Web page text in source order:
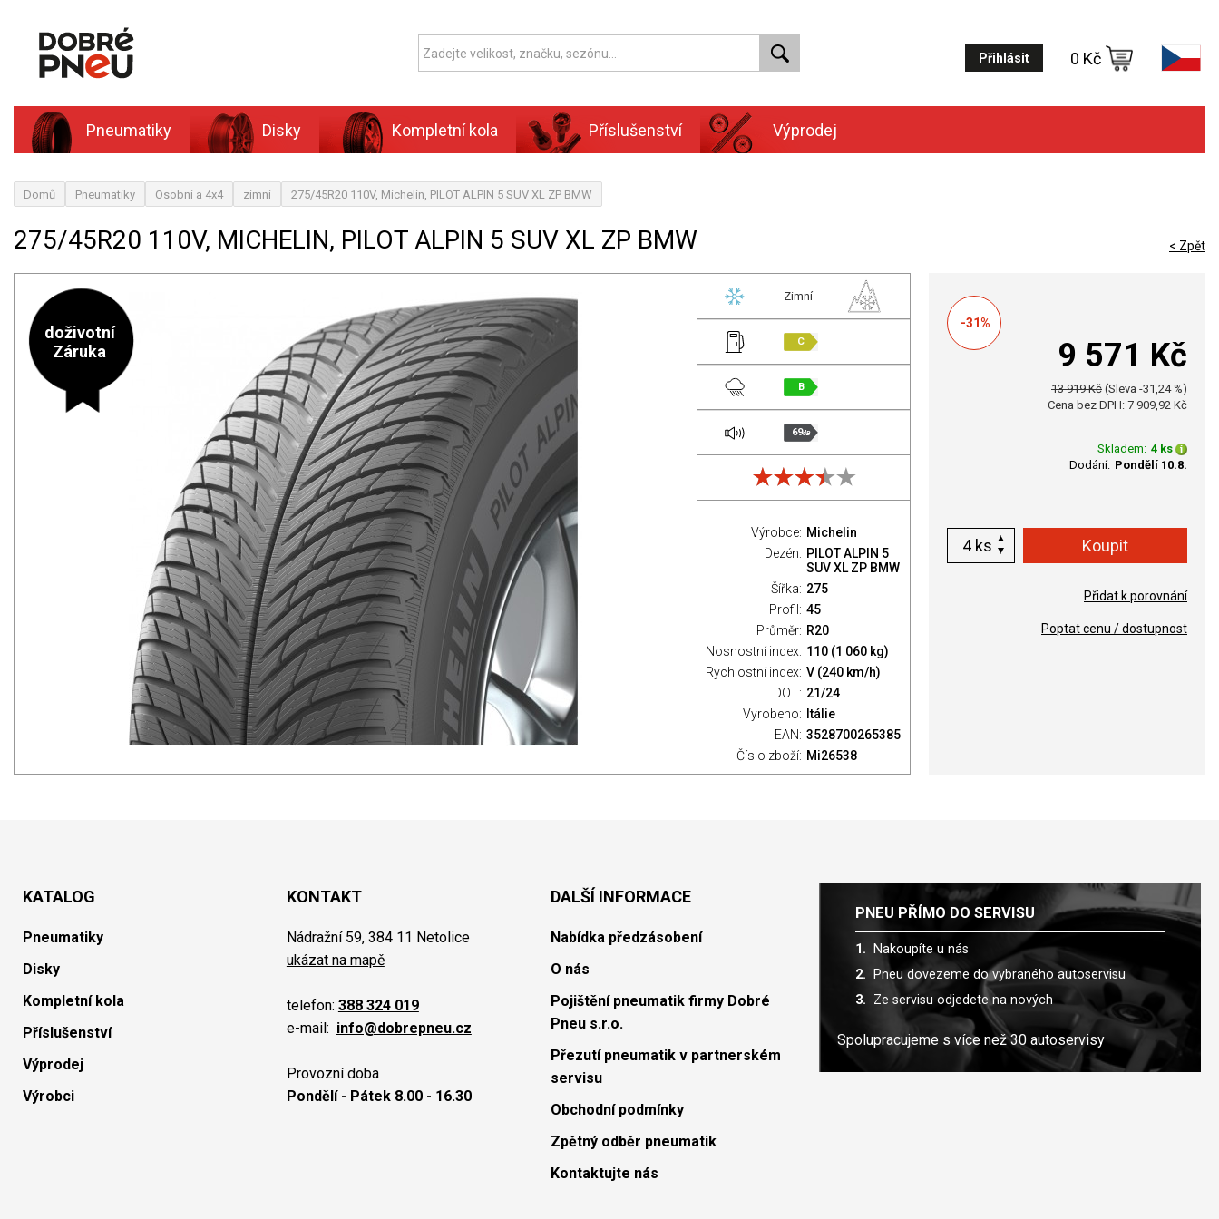
Přihlásit 0 Kč
Pneumatiky Disky Kompletní kola Příslušenství Výprodej
Domů Pneumatiky Osobní a 4x4 zimní 275/45R20 110V, Michelin, PILOT ALPIN 5 SUV XL ZP BMW
275/45R20 110V, MICHELIN, PILOT ALPIN 5 SUV XL ZP BMW < Zpět
doživotní
Záruka
Zimní
C
B
69dB
Výrobce: Michelin
Dezén: PILOT ALPIN 5
SUV XL ZP BMW
Šířka: 275
Profil: 45
Průměr: R20
Nosnostní index: 110 (1 060 kg)
Rychlostní index: V (240 km/h)
DOT: 21/24
Vyrobeno: Itálie
EAN: 3528700265385
Číslo zboží: Mi26538
-31%
9 571 Kč
13 919 Kč (Sleva -31,24 %)
Cena bez DPH: 7 909,92 Kč
Skladem: 4 ks
Dodání: Pondělí 10.8.
ks
Přidat k porovnání
Poptat cenu / dostupnost
KATALOG
Pneumatiky
Disky
Kompletní kola
Příslušenství
Výprodej
Výrobci
KONTAKT
Nádražní 59, 384 11 Netolice
ukázat na mapě
telefon: 388 324 019
e-mail: info@dobrepneu.cz
Provozní doba
Pondělí - Pátek 8.00 - 16.30
DALŠÍ INFORMACE
Nabídka předzásobení
O nás
Pojištění pneumatik firmy Dobré
Pneu s.r.o.
Přezutí pneumatik v partnerském
servisu
Obchodní podmínky
Zpětný odběr pneumatik
Kontaktujte nás
PNEU PŘÍMO DO SERVISU
Nakoupíte u nás
Pneu dovezeme do vybraného autoservisu
Ze servisu odjedete na nových
Spolupracujeme s více než 30 autoservisy